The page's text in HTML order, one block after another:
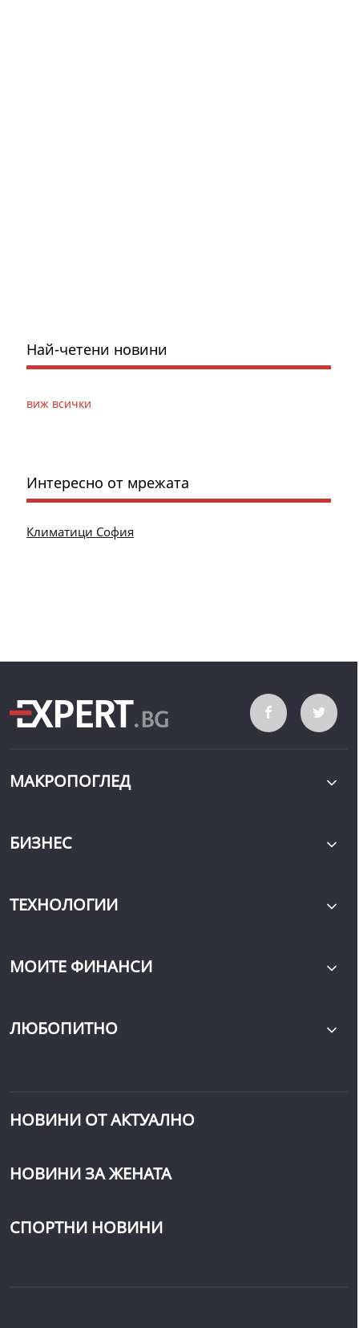
Най-четени новини
виж всички
Интересно от мрежата
Климатици София
МАКРОПОГЛЕД
БИЗНЕС
ТЕХНОЛОГИИ
МОИТЕ ФИНАНСИ
ЛЮБОПИТНО
НОВИНИ ОТ АКТУАЛНО
НОВИНИ ЗА ЖЕНАТА
СПОРТНИ НОВИНИ